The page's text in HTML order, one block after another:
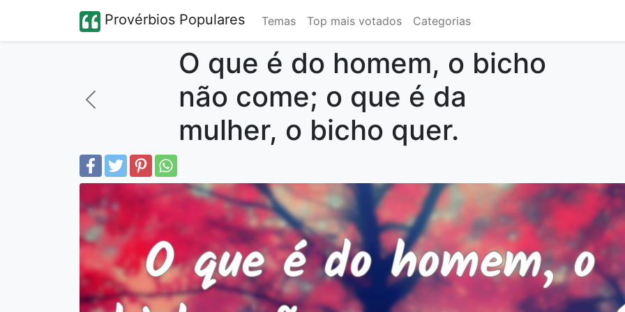
Provérbios Populares Temas Top mais votados Categorias
O que é do homem, o bicho
não come; o que é da
mulher, o bicho quer.